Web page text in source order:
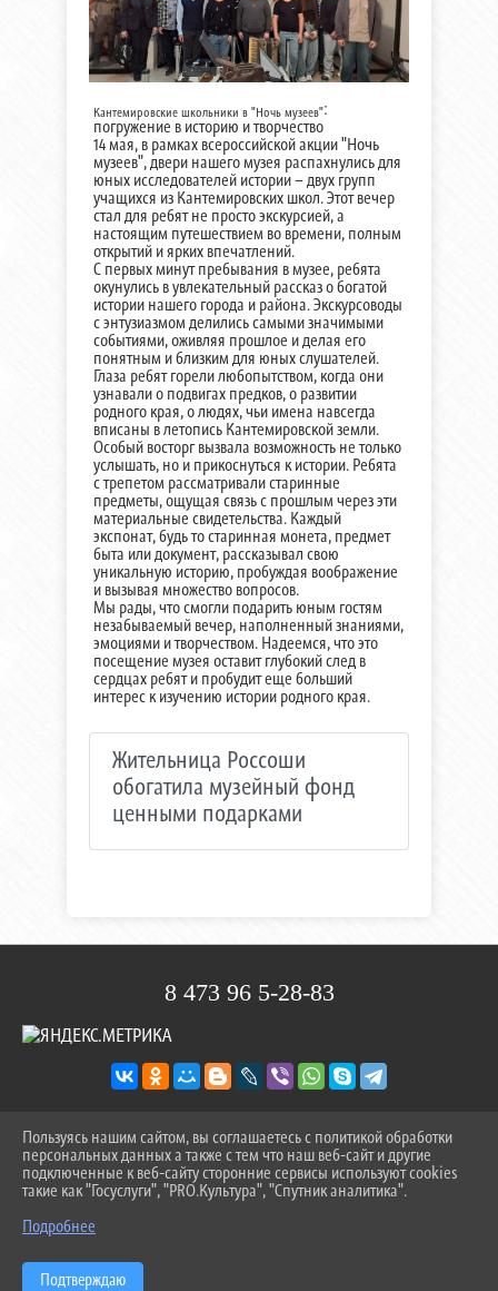
Кантемировские школьники в "Ночь музеев":
погружение в историю и творчество
14 мая, в рамках всероссийской акции "Ночь
музеев", двери нашего музея распахнулись для
юных исследователей истории – двух групп
учащихся из Кантемировских школ. Этот вечер
стал для ребят не просто экскурсией, а
настоящим путешествием во времени, полным
открытий и ярких впечатлений.
С первых минут пребывания в музее, ребята
окунулись в увлекательный рассказ о богатой
истории нашего города и района. Экскурсоводы
с энтузиазмом делились самыми значимыми
событиями, оживляя прошлое и делая его
понятным и близким для юных слушателей.
Глаза ребят горели любопытством, когда они
узнавали о подвигах предков, о развитии
родного края, о людях, чьи имена навсегда
вписаны в летопись Кантемировской земли.
Особый восторг вызвала возможность не только
услышать, но и прикоснуться к истории. Ребята
с трепетом рассматривали старинные
предметы, ощущая связь с прошлым через эти
материальные свидетельства. Каждый
экспонат, будь то старинная монета, предмет
быта или документ, рассказывал свою
уникальную историю, пробуждая воображение
и вызывая множество вопросов.
Мы рады, что смогли подарить юным гостям
незабываемый вечер, наполненный знаниями,
эмоциями и творчеством. Надеемся, что это
посещение музея оставит глубокий след в
сердцах ребят и пробудит еще больший
интерес к изучению истории родного края.
Жительница Россоши
обогатила музейный фонд
ценными подарками
8 473 96 5-28-83
^
2026 Г. KDOVDOHNOVENIE.RU
ВХОД
КАРТА САЙТА
СДЕЛАНО НА KUBCMS
РАЗРАБОТКА И ПОДДЕРЖКА
Пользуясь нашим сайтом, вы соглашаетесь с политикой обработки
персональных данных а также с тем что наш веб-сайт и другие
подключенные к веб-сайту сторонние сервисы используют cookies
такие как "Госуслуги", "PRO.Культура", "Спутник аналитика".
Подробнее
Подтверждаю